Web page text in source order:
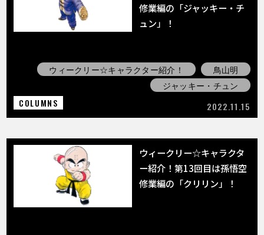
修業編の「ジャッキー・チ
ュン」！
ウィークリー☆キャラクター紹介！
鳥山明
ジャッキー・チュン
COLUMNS
2022.11.15
ウィークリー☆キャラクタ
ー紹介！第13回目は孫悟空
修業編の「クリリン」！